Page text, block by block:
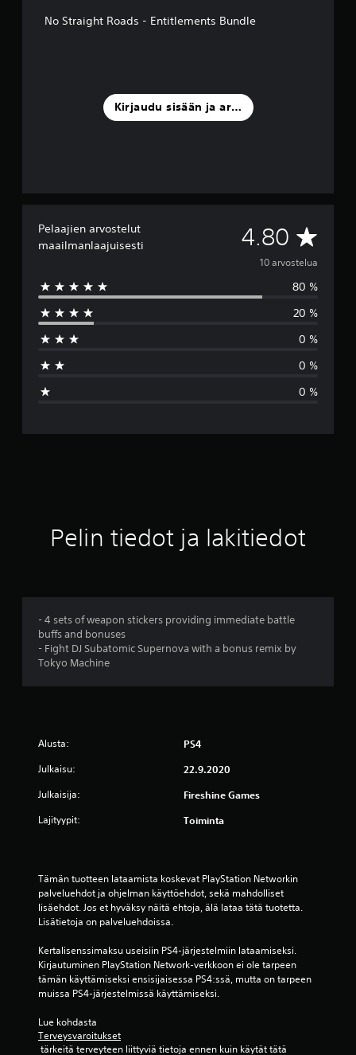
No Straight Roads - Entitlements Bundle
Kirjaudu sisään ja arvostele
Pelaajien arvostelut
maailmanlaajuisesti
4.80 K
e
s
k
a
v
.
ä
h
e
s
t
ä
10 arvostelua
80 %
20 %
0 %
0 %
0 %
Pelin tiedot ja lakitiedot
- 4 sets of weapon stickers providing immediate battle
buffs and bonuses
- Fight DJ Subatomic Supernova with a bonus remix by
Tokyo Machine
Alusta: PS4
Julkaisu: 22.9.2020
Julkaisija: Fireshine Games
Lajityypit: Toiminta
Tämän tuotteen lataamista koskevat PlayStation Networkin
palveluehdot ja ohjelman käyttöehdot, sekä mahdolliset
lisäehdot. Jos et hyväksy näitä ehtoja, älä lataa tätä tuotetta.
Lisätietoja on palveluehdoissa.
Kertalisenssimaksu useisiin PS4-järjestelmiin lataamiseksi.
Kirjautuminen PlayStation Network-verkkoon ei ole tarpeen
tämän käyttämiseksi ensisijaisessa PS4:ssä, mutta on tarpeen
muissa PS4-järjestelmissä käyttämiseksi.
Lue kohdasta
Terveysvaroitukset